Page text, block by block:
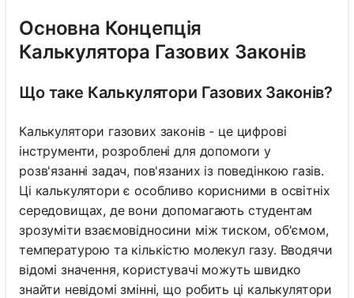
Основна Концепція
Калькулятора Газових Законів
Що таке Калькулятори Газових Законів?
Калькулятори газових законів - це цифрові
інструменти, розроблені для допомоги у
розв'язанні задач, пов'язаних із поведінкою газів.
Ці калькулятори є особливо корисними в освітніх
середовищах, де вони допомагають студентам
зрозуміти взаємовідносини між тиском, об'ємом,
температурою та кількістю молекул газу. Вводячи
відомі значення, користувачі можуть швидко
знайти невідомі змінні, що робить ці калькулятори